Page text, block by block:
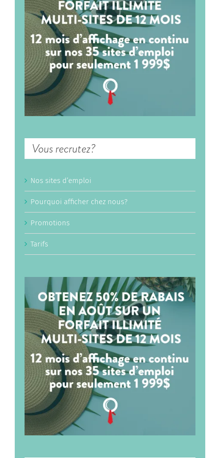
Vous recrutez?
Nos sites d’emploi
Pourquoi afficher chez nous?
Promotions
Tarifs